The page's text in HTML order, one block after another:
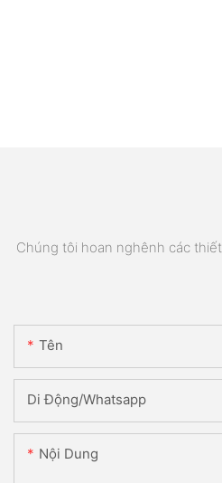
Chúng tôi hoan nghênh các
Tên
Di Động/Whatsapp
Nội Dung